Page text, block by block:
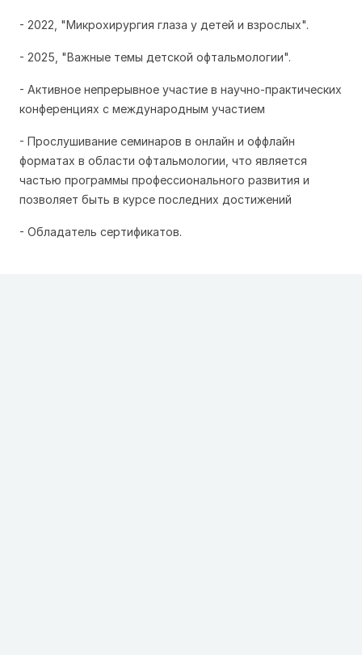
- 2022, "Микрохирургия глаза у детей и взрослых".
- 2025, "Важные темы детской офтальмологии".
- Активное непрерывное участие в научно-практических
конференциях с международным участием
- Прослушивание семинаров в онлайн и оффлайн
форматах в области офтальмологии, что является
частью программы профессионального развития и
позволяет быть в курсе последних достижений
- Обладатель сертификатов.